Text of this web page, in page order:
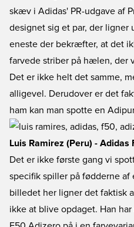
skæv i Adidas' PR-udgave af
designet sig et par, der ligner
eneste der bekræfter, at det
farvede striber på hælen, der
Det er ikke helt det samme,
alligevel. Derudover er det
ham kan man spotte en
Luis Ramirez (Peru) -
Det er ikke første gang vi
specifik spiller på fødderne af
billedet her ligner det faktisk
ikke at blive opdaget. Han